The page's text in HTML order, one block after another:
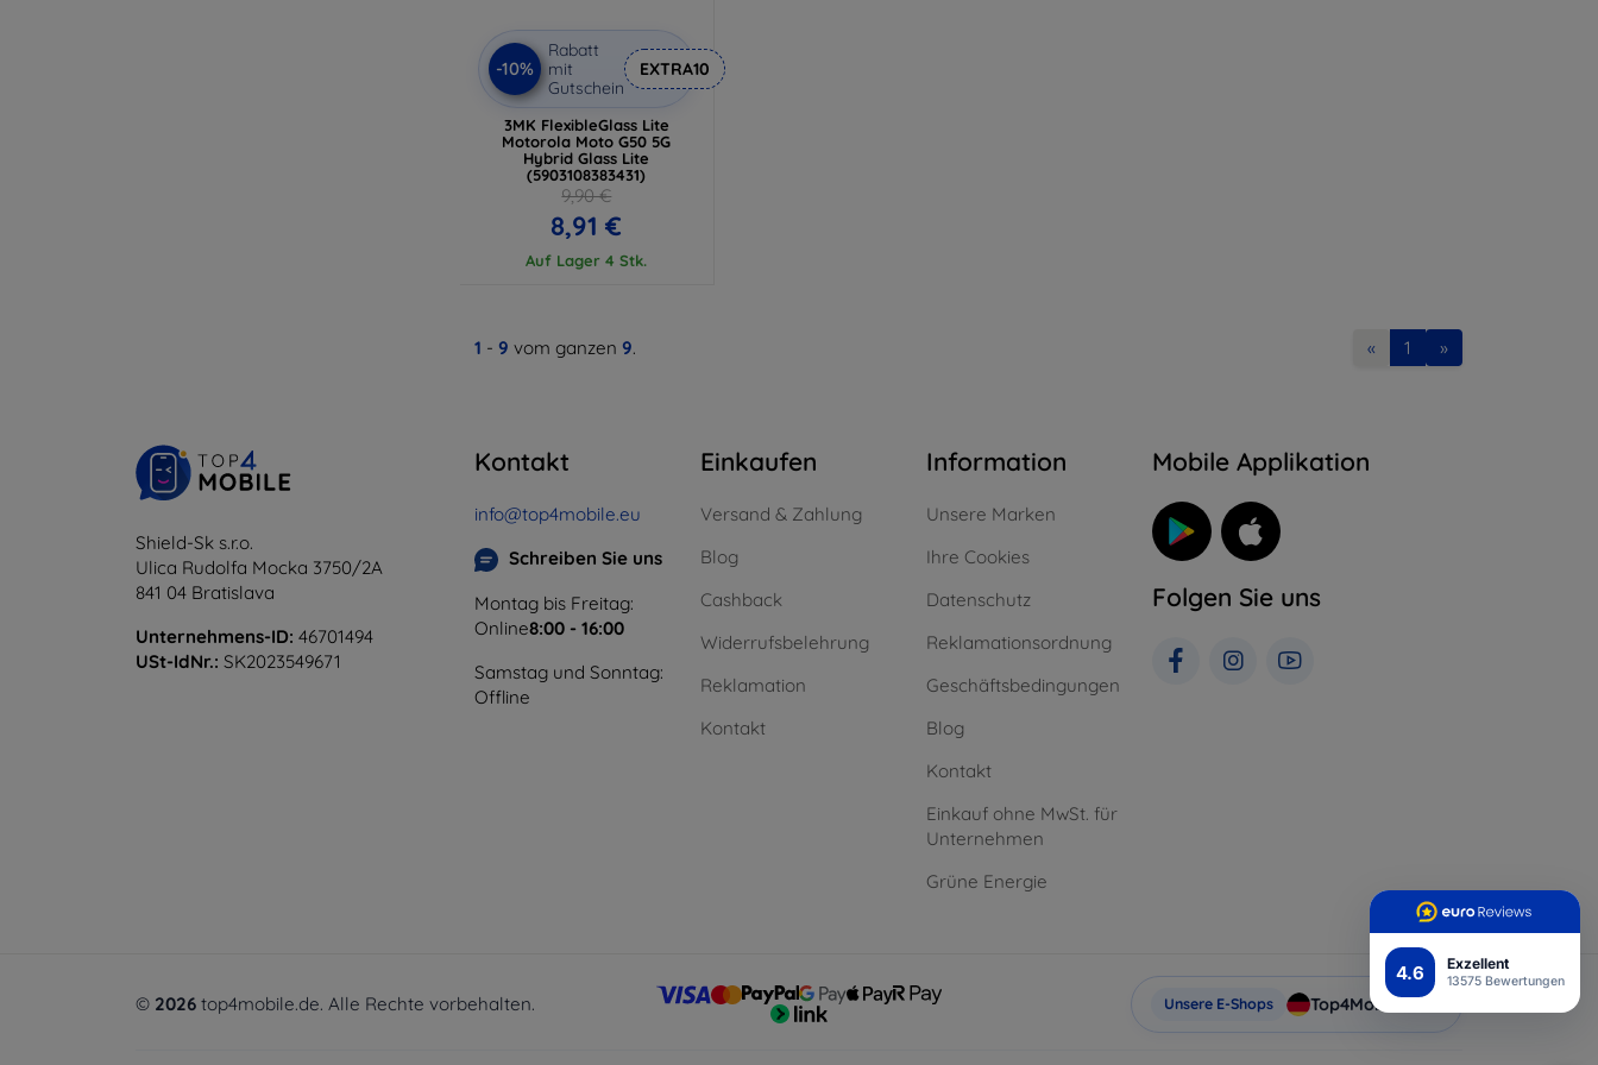
4.6 Exzellent
13575 Bewertungen
-10%
Rabatt
mit
Gutschein
EXTRA10
3MK FlexibleGlass Lite
Motorola Moto G50 5G
Hybrid Glass Lite
(5903108383431)
9,90 €
8,91 €
Auf Lager 4 Stk.
1 - 9 vom ganzen 9. « 1 »
Shield-Sk s.r.o.
Ulica Rudolfa Mocka 3750/2A
841 04 Bratislava
Unternehmens-ID: 46701494
USt-IdNr.: SK2023549671
Kontakt
info@top4mobile.eu
Schreiben Sie uns
Montag bis Freitag:
Online8:00 - 16:00
Samstag und Sonntag:
Offline
Einkaufen
Versand & Zahlung
Blog
Cashback
Widerrufsbelehrung
Reklamation
Kontakt
Information
Unsere Marken
Ihre Cookies
Datenschutz
Reklamationsordnung
Geschäftsbedingungen
Blog
Kontakt
Einkauf ohne MwSt. für
Unternehmen
Grüne Energie
Mobile Applikation
Folgen Sie uns
© 2026 top4mobile.de. Alle Rechte vorbehalten. Unsere E-Shops Top4Mobile.de